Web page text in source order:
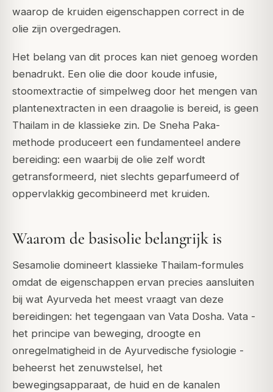
waarop de kruiden eigenschappen correct in de
olie zijn overgedragen.
Het belang van dit proces kan niet genoeg worden
benadrukt. Een olie die door koude infusie,
stoomextractie of simpelweg door het mengen van
plantenextracten in een draagolie is bereid, is geen
Thailam in de klassieke zin. De Sneha Paka-
methode produceert een fundamenteel andere
bereiding: een waarbij de olie zelf wordt
getransformeerd, niet slechts geparfumeerd of
oppervlakkig gecombineerd met kruiden.
Waarom de basisolie belangrijk is
Sesamolie domineert klassieke Thailam-formules
omdat de eigenschappen ervan precies aansluiten
bij wat Ayurveda het meest vraagt van deze
bereidingen: het tegengaan van Vata Dosha. Vata -
het principe van beweging, droogte en
onregelmatigheid in de Ayurvedische fysiologie -
beheerst het zenuwstelsel, het
bewegingsapparaat, de huid en de kanalen